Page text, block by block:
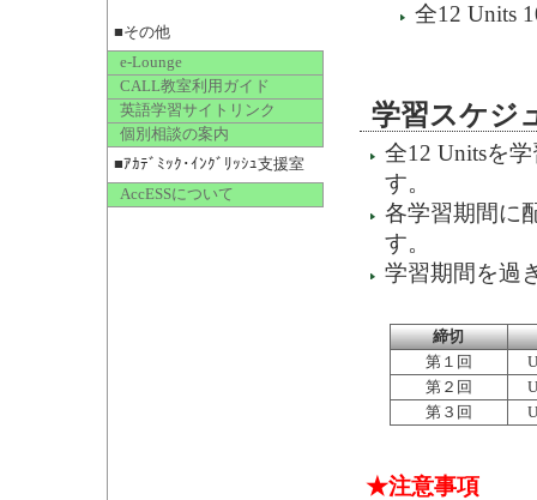
全12 Units
学習スケジ
全12 Unitsを
す。
各学習期間に
す。
学習期間を過
締切
第１回
第２回
第３回
★注意事項
■その他
e-Lounge
CALL教室利用ガイド
英語学習サイトリンク
個別相談の案内
■ｱｶﾃﾞﾐｯｸ･ｲﾝｸﾞﾘｯｼｭ支援室
AccESSについて